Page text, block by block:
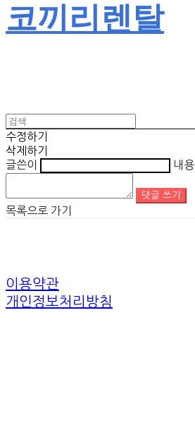
코끼리렌탈
수정하기
삭제하기
글쓴이
내용
댓글 쓰기
목록으로 가기
이용약관
개인정보처리방침